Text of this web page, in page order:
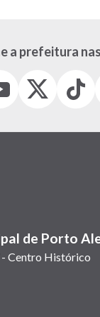
a prefeitura
(Antigo
(link
Tiktok
(link
em
de Porto
- Centro Histórico